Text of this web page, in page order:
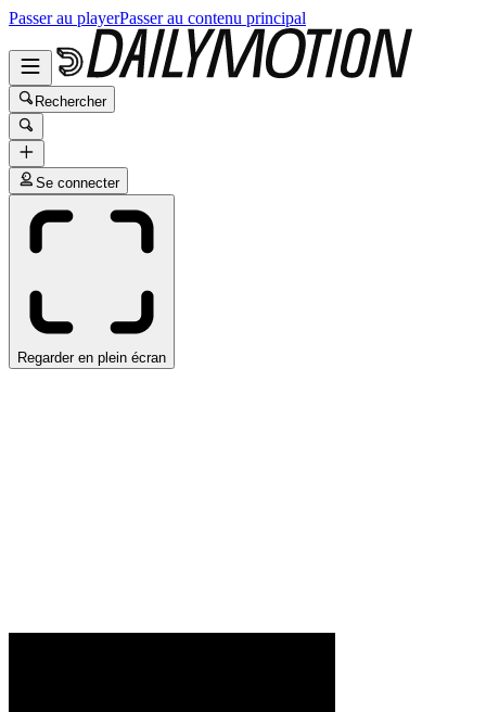
Passer au playerPasser au contenu principal
Rechercher
Se connecter
Regarder en plein écran